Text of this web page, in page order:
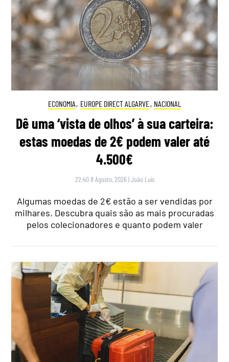
ECONOMIA, EUROPE DIRECT ALGARVE, NACIONAL
Dê uma ‘vista de olhos’ à sua carteira:
estas moedas de 2€ podem valer até
4.500€
22:40 8 Agosto, 2026 |João Luís
Algumas moedas de 2€ estão a ser vendidas por
milhares. Descubra quais são as mais procuradas
pelos colecionadores e quanto podem valer